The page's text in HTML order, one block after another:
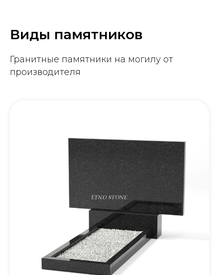
Виды памятников
Гранитные памятники на могилу от
производителя